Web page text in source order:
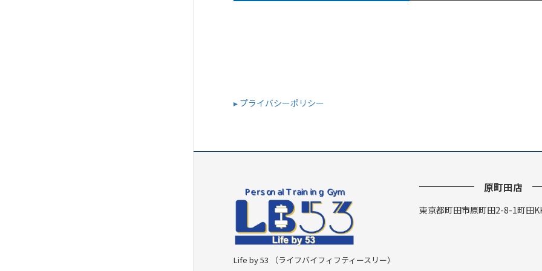
▸ プライバシーポリシー
Life by 53 （ライフバイフィフティースリー）
原町田店
東京都町田市原町田2-8-1町田